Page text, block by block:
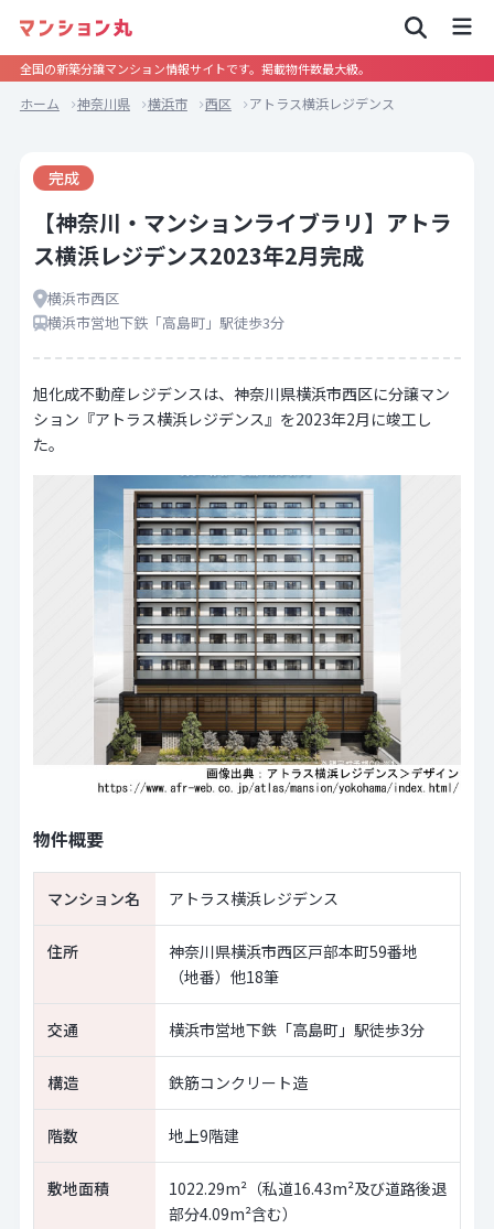
全国の新築分譲マンション情報サイトです。掲載物件数最大級。
ホーム 神奈川県 横浜市 西区 アトラス横浜レジデンス
完成
【神奈川・マンションライブラリ】アトラ
ス横浜レジデンス2023年2月完成
横浜市西区
横浜市営地下鉄「高島町」駅徒歩3分
旭化成不動産レジデンスは、神奈川県横浜市西区に分譲マン
ション『アトラス横浜レジデンス』を2023年2月に竣工し
た。
物件概要
マンション名 アトラス横浜レジデンス
住所
神奈川県横浜市西区戸部本町59番地
（地番）他18筆
交通 横浜市営地下鉄「高島町」駅徒歩3分
構造 鉄筋コンクリート造
階数 地上9階建
敷地面積
1022.29m²（私道16.43m²及び道路後退
部分4.09m²含む）